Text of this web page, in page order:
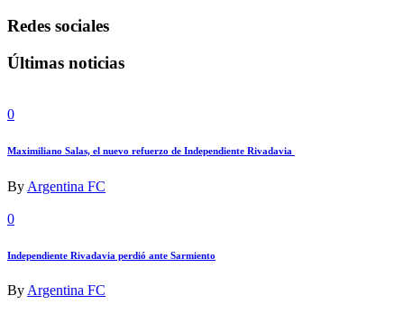
Redes sociales
Últimas noticias
0
Maximiliano Salas, el nuevo refuerzo de Independiente Rivadavia
By Argentina FC
0
Independiente Rivadavia perdió ante Sarmiento
ByArgentina FC